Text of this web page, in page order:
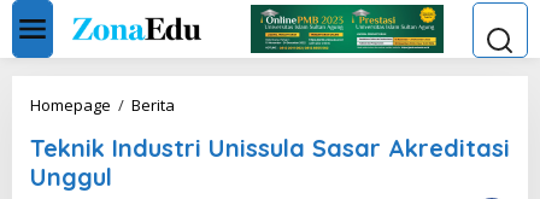
Skip
content
Homepage / Berita
Unissula
Teknik Industri Unissula Sasar Akreditasi
Unggul